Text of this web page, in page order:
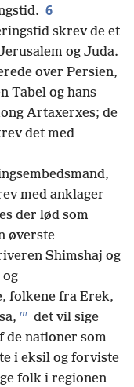
6
skrev de et
og Juda.
over Persien,
Tabel og hans
Artaxerxes; de
det med
med anklager
der lød som
øverste
Shimshaj og
folkene fra Erek,
m det vil sige
de nationer som
i eksil og forviste
folk i regionen